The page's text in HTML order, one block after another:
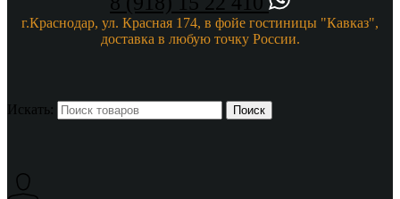
г.Краснодар, ул. Красная 174, в фойе гостиницы "Кавказ",
доставка в любую точку России.
Искать: